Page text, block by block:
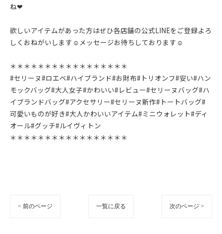
ね❤︎
欲しいアイテムがあった方はぜひ各店舗の公式LINEをご登録よろ
しくおねがいします☺︎メッセージお待ちしております☺︎
＊＊＊＊＊＊＊＊＊＊＊＊＊＊＊＊＊
#セリーヌ#ロエベ#ハイブランド#お財布#トリオンフ#安い#ハン
モックバッグ#大人女子#かわいい#レビュー#セリーヌバッグ#ハ
イブランドバッグ#アクセサリー#セリーヌ新作#トートバッグ#
可愛いものが好き#大人かわいいアイテム#ミニウォレット#ディ
オール#グッチ#ルイヴィトン
＊＊＊＊＊＊＊＊＊＊＊＊＊＊＊＊＊
< 前のページ 一覧に戻る 次のページ >